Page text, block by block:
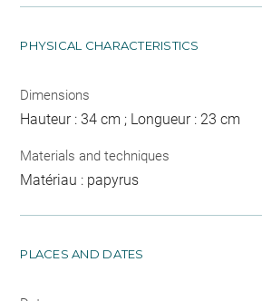
PHYSICAL CHARACTERISTICS
Dimensions
Hauteur : 34 cm ; Longueur : 23 cm
Materials and techniques
Matériau : papyrus
PLACES AND DATES